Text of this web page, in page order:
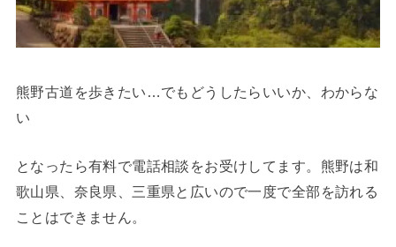
熊野古道を歩きたい…でもどうしたらいいか、わからな
い
となったら有料で電話相談をお受けしてます。熊野は和
歌山県、奈良県、三重県と広いので一度で全部を訪れる
ことはできません。